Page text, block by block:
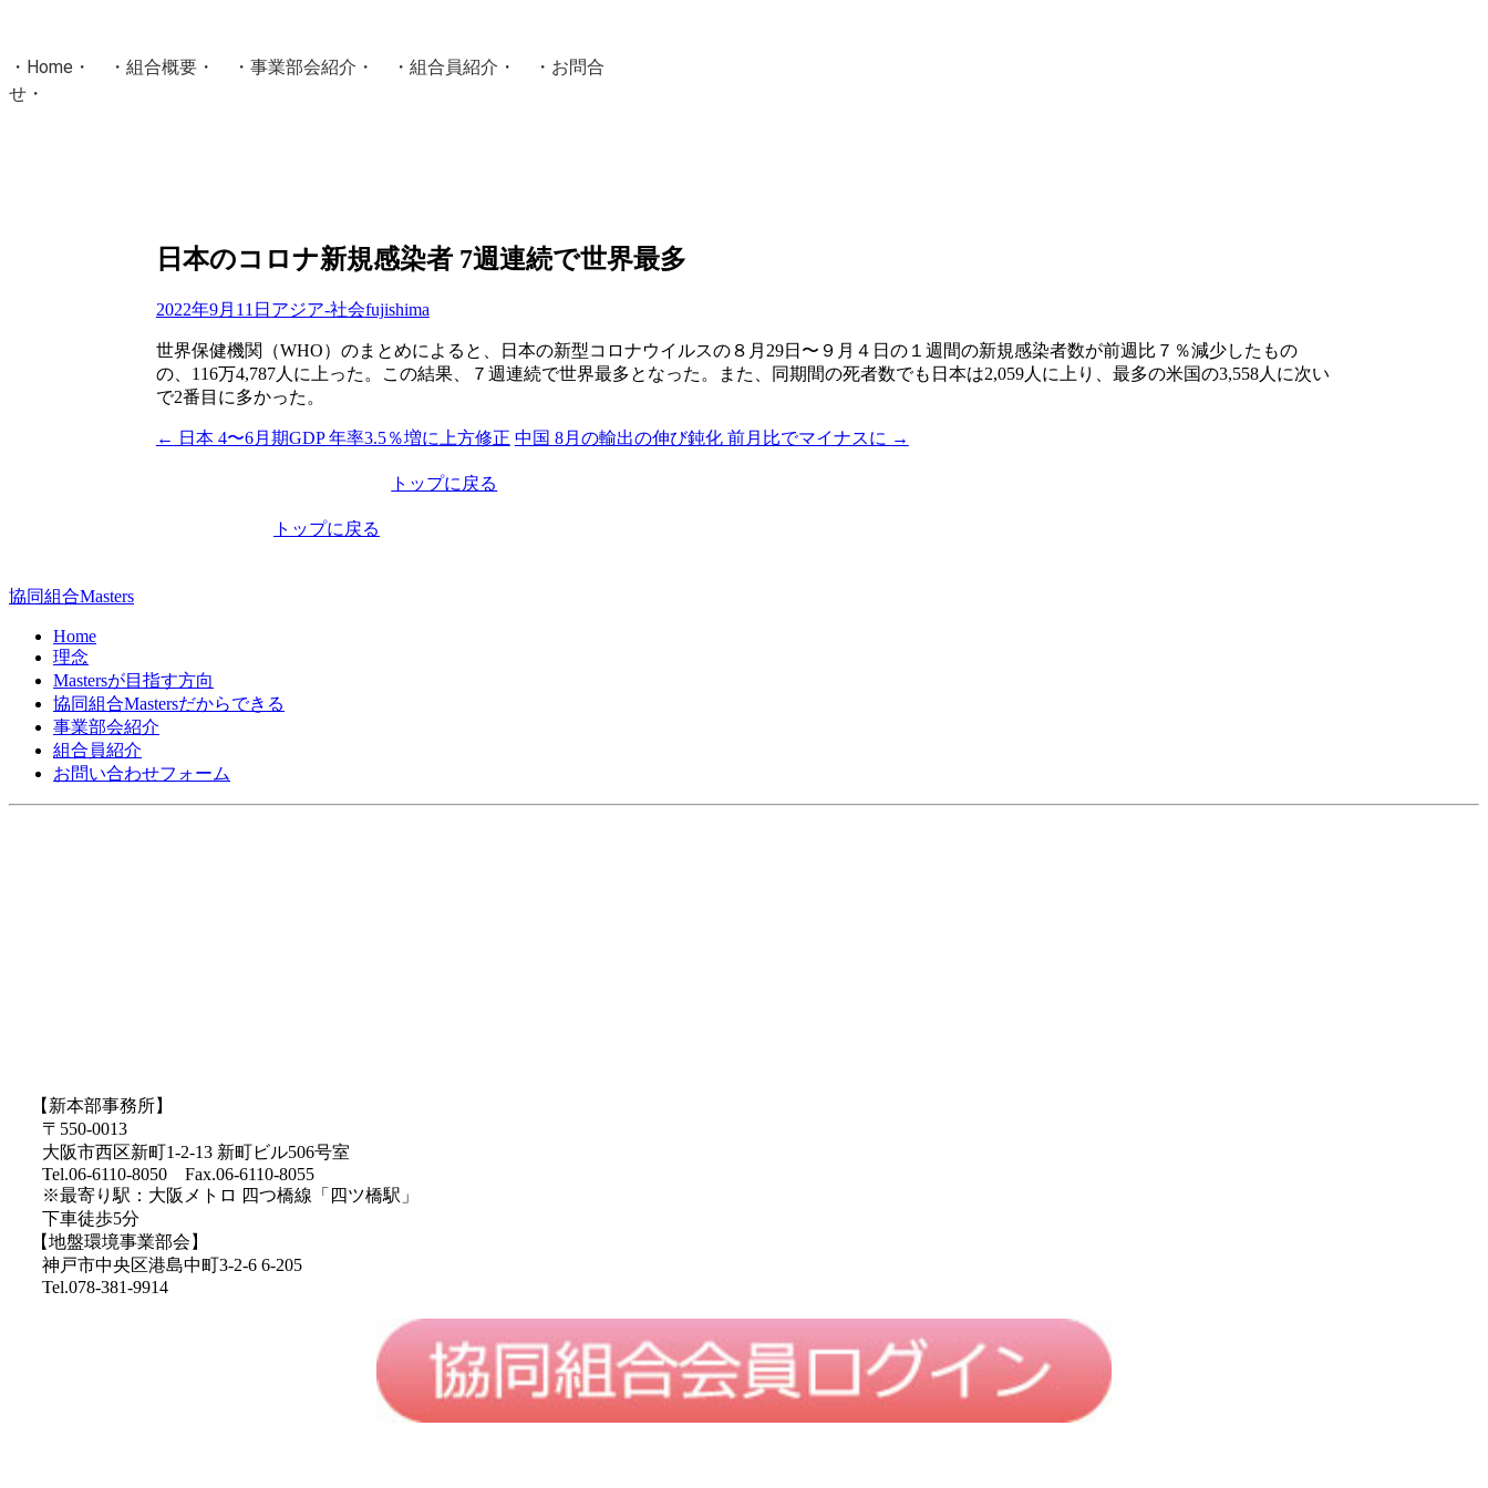
・ Home ・ ・ 組合概要 ・ ・ 事業部会紹介 ・ ・ 組合員紹介 ・ ・ お問合
せ ・
Masters組合員ログイン日本のコロナ新規感染者 7週連続で世界最多
2022年9月11日 アジア-社会fujishima
世界保健機関（WHO）のまとめによると、日本の新型コロナウイルスの８月29日〜９月４日の１週間の新規感染者数が前週比７％減少したもの
の、116万4,787人に上った。この結果、７週連続で世界最多となった。また、同期間の死者数でも日本は2,059人に上り、最多の米国の3,558人に次い
で2番目に多かった。
投
ョ
ン
← 日本 4〜6月期GDP 年率3.5％増に上方修正 中国 8月の輸出の伸び鈍化 前月比でマイナスに →
トップに戻る
トップに戻る
協同組合Masters
Home
理念
Mastersが目指す方向
協同組合Mastersだからできる
事業部会紹介
組合員紹介
お問い合わせフォーム
【新本部事務所】
〒550-0013
大阪市西区新町1-2-13 新町ビル506号室
Tel.06-6110-8050 Fax.06-6110-8055
※最寄り駅：大阪メトロ 四つ橋線「四ツ橋駅」
下車徒歩5分
【地盤環境事業部会】
神戸市中央区港島中町3-2-6 6-205
Tel.078-381-9914